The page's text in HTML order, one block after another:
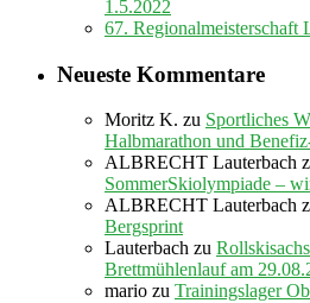
1.5.2022
67. Regionalmeisterschaft
Neueste Kommentare
Moritz K. zu Sportliches
Halbmarathon und
ALBRECHT Lauterbach
SommerSkiolympiade –
ALBRECHT Lauterbach
Bergsprint
Lauterbach zu
Brettmühlenlauf am
mario zu Trainingslager